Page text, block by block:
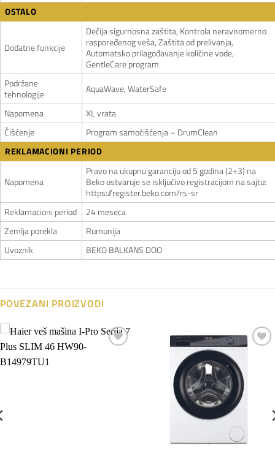
OSTALO
Dodatne funkcije
Dečija sigurnosna zaštita, Kontrola neravnomerno
raspoređenog veša, Zaštita od prelivanja,
Automatsko prilagođavanje količine vode,
GentleCare program
Podržane
tehnologije
AquaWave, WaterSafe
Napomena
XL vrata
Čišćenje
Program samočišćenja – DrumClean
REKLAMACIONI PERIOD
Napomena
Pravo na ukupnu garanciju od 5 godina (2+3) na
Beko ostvaruje se isključivo registracijom na sajtu:
https://register.beko.com/rs-sr
Reklamacioni period
24 meseca
Zemlja porekla
Rumunija
Uvoznik
BEKO BALKANS DOO
POVEZANI PROIZVODI